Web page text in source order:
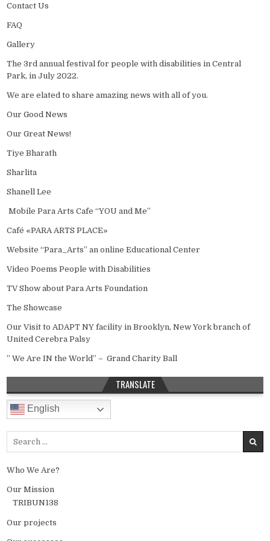
Contact Us
FAQ
Gallery
The 3rd annual festival for people with disabilities in Central
Park, in July 2022.
We are elated to share amazing news with all of you.
Our Good News
Our Great News!
Tiye Bharath
Sharlita
Shanell Lee
Mobile Para Arts Cafe “YOU and Me”
Café «PARA ARTS PLACE»
Website “Para_Arts” an online Educational Center
Video Poems People with Disabilities
TV Show about Para Arts Foundation
The Showcase
Our Visit to ADAPT NY facility in Brooklyn, New York branch of
United Cerebra Palsy
” We Are IN the World” – Grand Charity Ball
TRANSLATE
English
Who We Are?
Our Mission
TRIBUN138
Our projects